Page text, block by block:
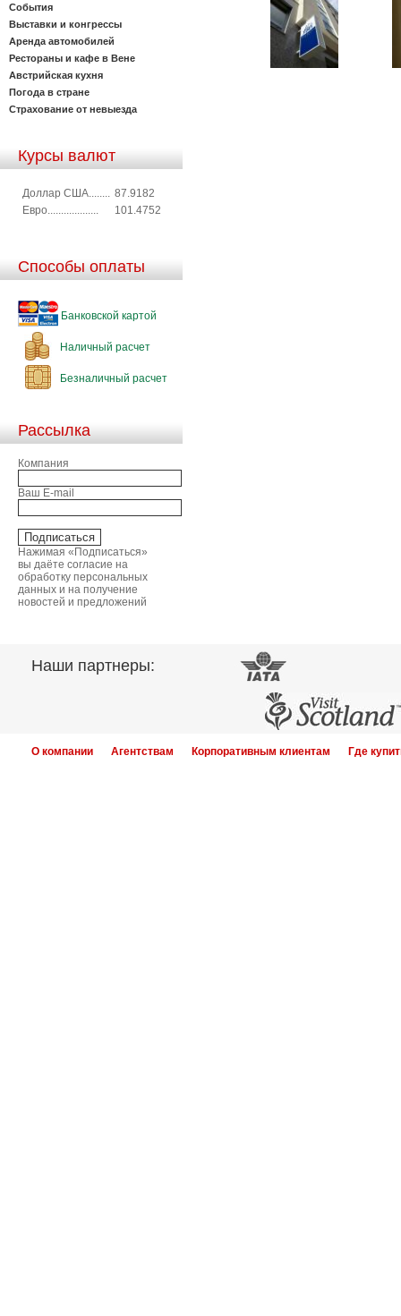
События
Выставки и конгрессы
Аренда автомобилей
Рестораны и кафе в Вене
Австрийская кухня
Погода в стране
Страхование от невыезда
Курсы валют
Доллар США........ 87.9182
Евро...................
101.4752
Способы оплаты
Банковской картой
Наличный расчет
Безналичный расчет
Рассылка
Компания
Ваш E-mail
Нажимая «Подписаться»
вы даёте согласие на
обработку персональных
данных и на получение
новостей и предложений
Наши партнеры:
О компании Агентствам Корпоративным клиентам Где